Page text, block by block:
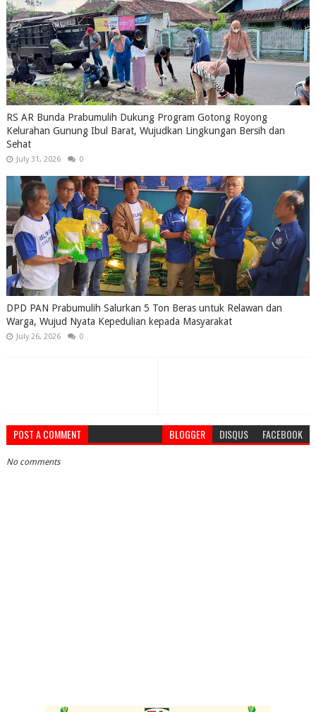
RS AR Bunda Prabumulih Dukung Program Gotong Royong
Kelurahan Gunung Ibul Barat, Wujudkan Lingkungan Bersih dan
Sehat
July 31, 2026 0
DPD PAN Prabumulih Salurkan 5 Ton Beras untuk Relawan dan
Warga, Wujud Nyata Kepedulian kepada Masyarakat
July 26, 2026 0
POST A COMMENT BLOGGER DISQUS FACEBOOK
No comments